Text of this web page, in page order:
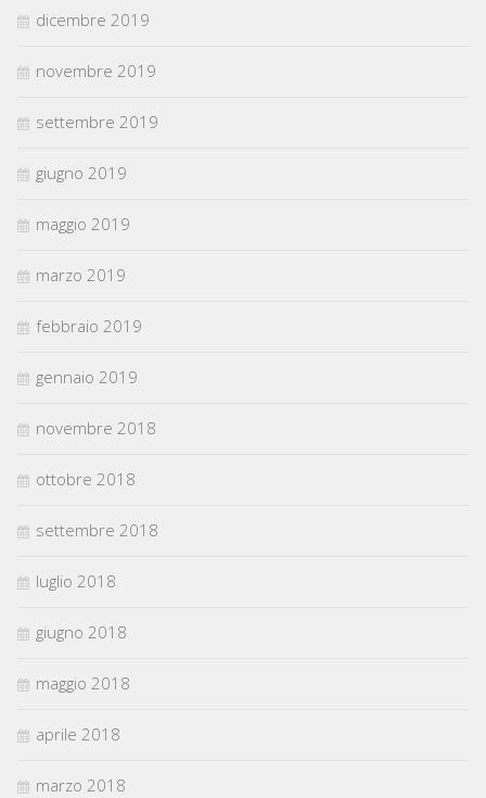
dicembre 2019
novembre 2019
settembre 2019
giugno 2019
maggio 2019
marzo 2019
febbraio 2019
gennaio 2019
novembre 2018
ottobre 2018
settembre 2018
luglio 2018
giugno 2018
maggio 2018
aprile 2018
marzo 2018